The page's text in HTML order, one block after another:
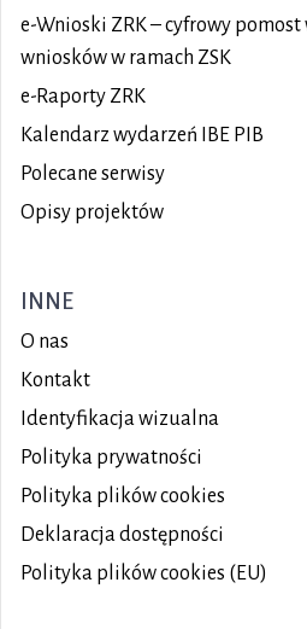
e-Wnioski ZRK – cyfrowy pomost
wniosków w ramach ZSK
e-Raporty ZRK
Kalendarz wydarzeń IBE PIB
Polecane serwisy
Opisy projektów
INNE
O nas
Kontakt
Identyfikacja wizualna
Polityka prywatności
Polityka plikówcookies
Deklaracja dostępności
Polityka plików cookies (EU)